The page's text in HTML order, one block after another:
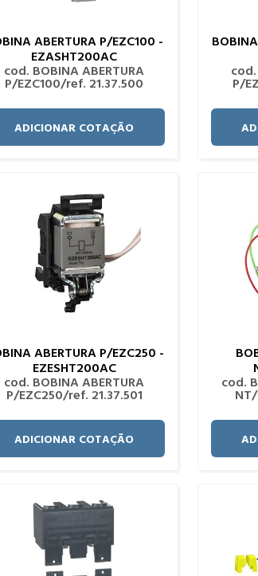
ABERTURA P/EZC100 -
EZASHT200AC
cod. BOBINA ABERTURA
P/EZC100/ref. 21.37.500
ADICIONAR COTAÇÃO
cod.
P/
ABERTURA P/EZC250 -
EZESHT200AC
cod. BOBINA ABERTURA
P/EZC250/ref. 21.37.501
ADICIONAR COTAÇÃO
cod.